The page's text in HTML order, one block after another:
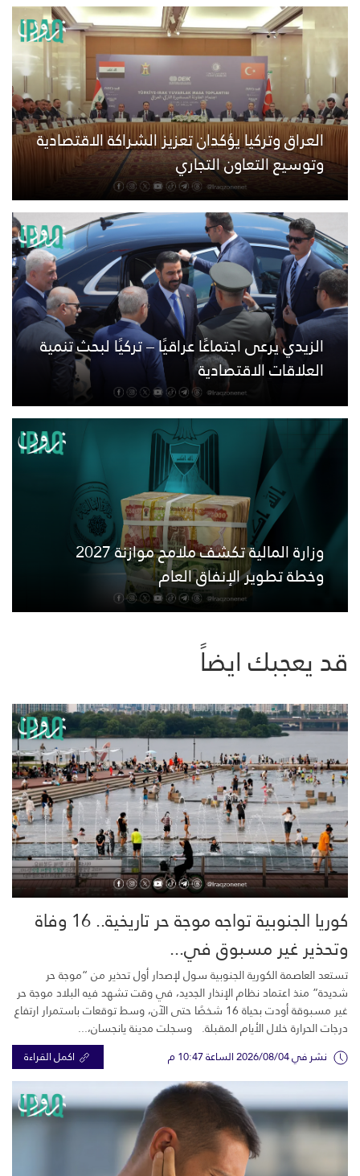
العراق وتركيا يؤكدان تعزيز الشراكة الاقتصادية
وتوسيع التعاون التجاري
الزيدي يرعى اجتماعًا عراقيًا – تركيًا لبحث تنمية
العلاقات الاقتصادية
وزارة المالية تكشف ملامح موازنة 2027
وخطة تطوير الإنفاق العام
قد يعجبك ايضاً
كوريا الجنوبية تواجه موجة حر تاريخية.. 16 وفاة
وتحذير غير مسبوق في...
تستعد العاصمة الكورية الجنوبية سول لإصدار أول تحذير من “موجة حر
شديدة” منذ اعتماد نظام الإنذار الجديد، في وقت تشهد فيه البلاد موجة حر
غير مسبوقة أودت بحياة 16 شخصًا حتى الآن، وسط توقعات باستمرار ارتفاع
درجات الحرارة خلال الأيام المقبلة. وسجلت مدينة يانجسان،...
نشر في 2026/08/04 الساعة 10:47 م اكمل القراءة